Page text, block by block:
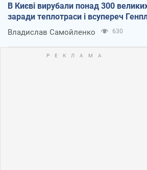
В Києві вирубали понад 300
заради теплотраси і всупереч
Владислав Самойленко 630